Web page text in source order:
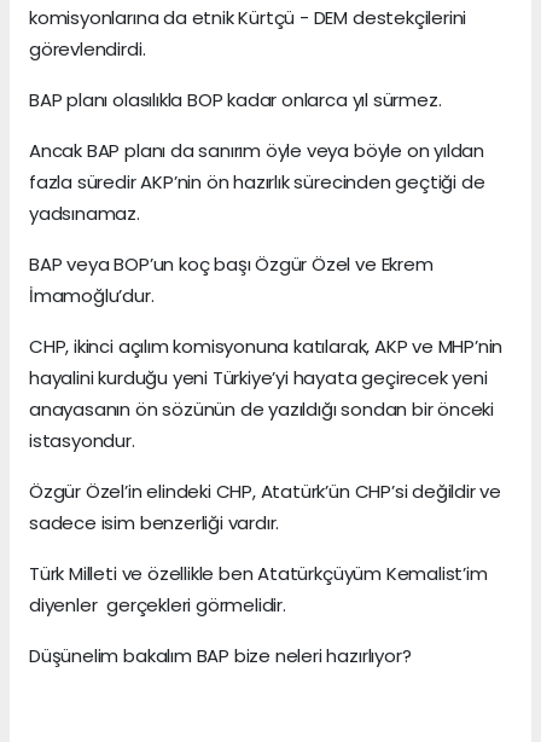
komisyonlarına da etnik Kürtçü - DEM destekçilerini
görevlendirdi.
BAP planı olasılıkla BOP kadar onlarca yıl sürmez.
Ancak BAP planı da sanırım öyle veya böyle on yıldan
fazla süredir AKP’nin ön hazırlık sürecinden geçtiği de
yadsınamaz.
BAP veya BOP’un koç başı Özgür Özel ve Ekrem
İmamoğlu’dur.
CHP, ikinci açılım komisyonuna katılarak, AKP ve MHP’nin
hayalini kurduğu yeni Türkiye’yi hayata geçirecek yeni
anayasanın ön sözünün de yazıldığı sondan bir önceki
istasyondur.
Özgür Özel’in elindeki CHP, Atatürk’ün CHP’si değildir ve
sadece isim benzerliği vardır.
Türk Milleti ve özellikle ben Atatürkçüyüm Kemalist’im
diyenler gerçekleri görmelidir.
Düşünelim bakalım BAP bize neleri hazırlıyor?